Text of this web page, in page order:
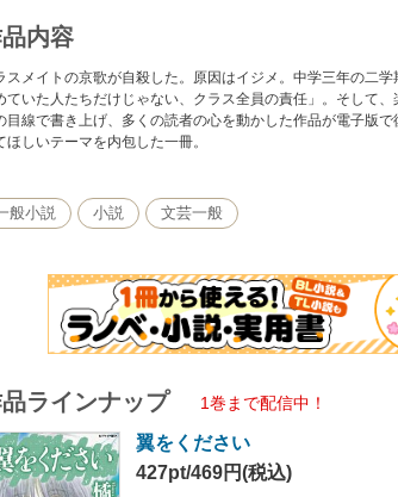
内容
スメイトの京歌が自殺した。原因はイジメ。中学三年の二
ていた人たちだけじゃない、クラス全員の責任」。そし
目線で書き上げ、多くの読者の心を動かした作品が電子版
ほしいテーマを内包した一冊。
般小説 小説 文芸一般
ラインナップ 1巻まで配信中！
翼をください
427pt/469円(税込)